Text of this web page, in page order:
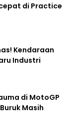
di Practice
Kendaraan
Industri
di MotoGP
Masih